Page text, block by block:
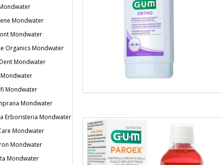
Mondwater
Mondwater
Organics Mondwater
Mondwater
Mondwater
Mondwater
Erboristeria Mondwater
Mondwater
Mondwater
Mondwater